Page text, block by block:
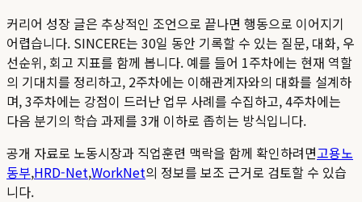
커리어 성장 글은 추상적인 조언으로 끝나면 행동으로 이어지기
어렵습니다. SINCERE는 30일 동안 기록할 수 있는 질문, 대화, 우
선순위, 회고 지표를 함께 봅니다. 예를 들어 1주차에는 현재 역할
의 기대치를 정리하고, 2주차에는 이해관계자와의 대화를 설계하
며, 3주차에는 강점이 드러난 업무 사례를 수집하고, 4주차에는
다음 분기의 학습 과제를 3개 이하로 좁히는 방식입니다.
공개 자료로 노동시장과 직업훈련 맥락을 함께 확인하려면고용노
동부,HRD-Net,WorkNet의 정보를 보조 근거로 검토할 수 있습
니다.